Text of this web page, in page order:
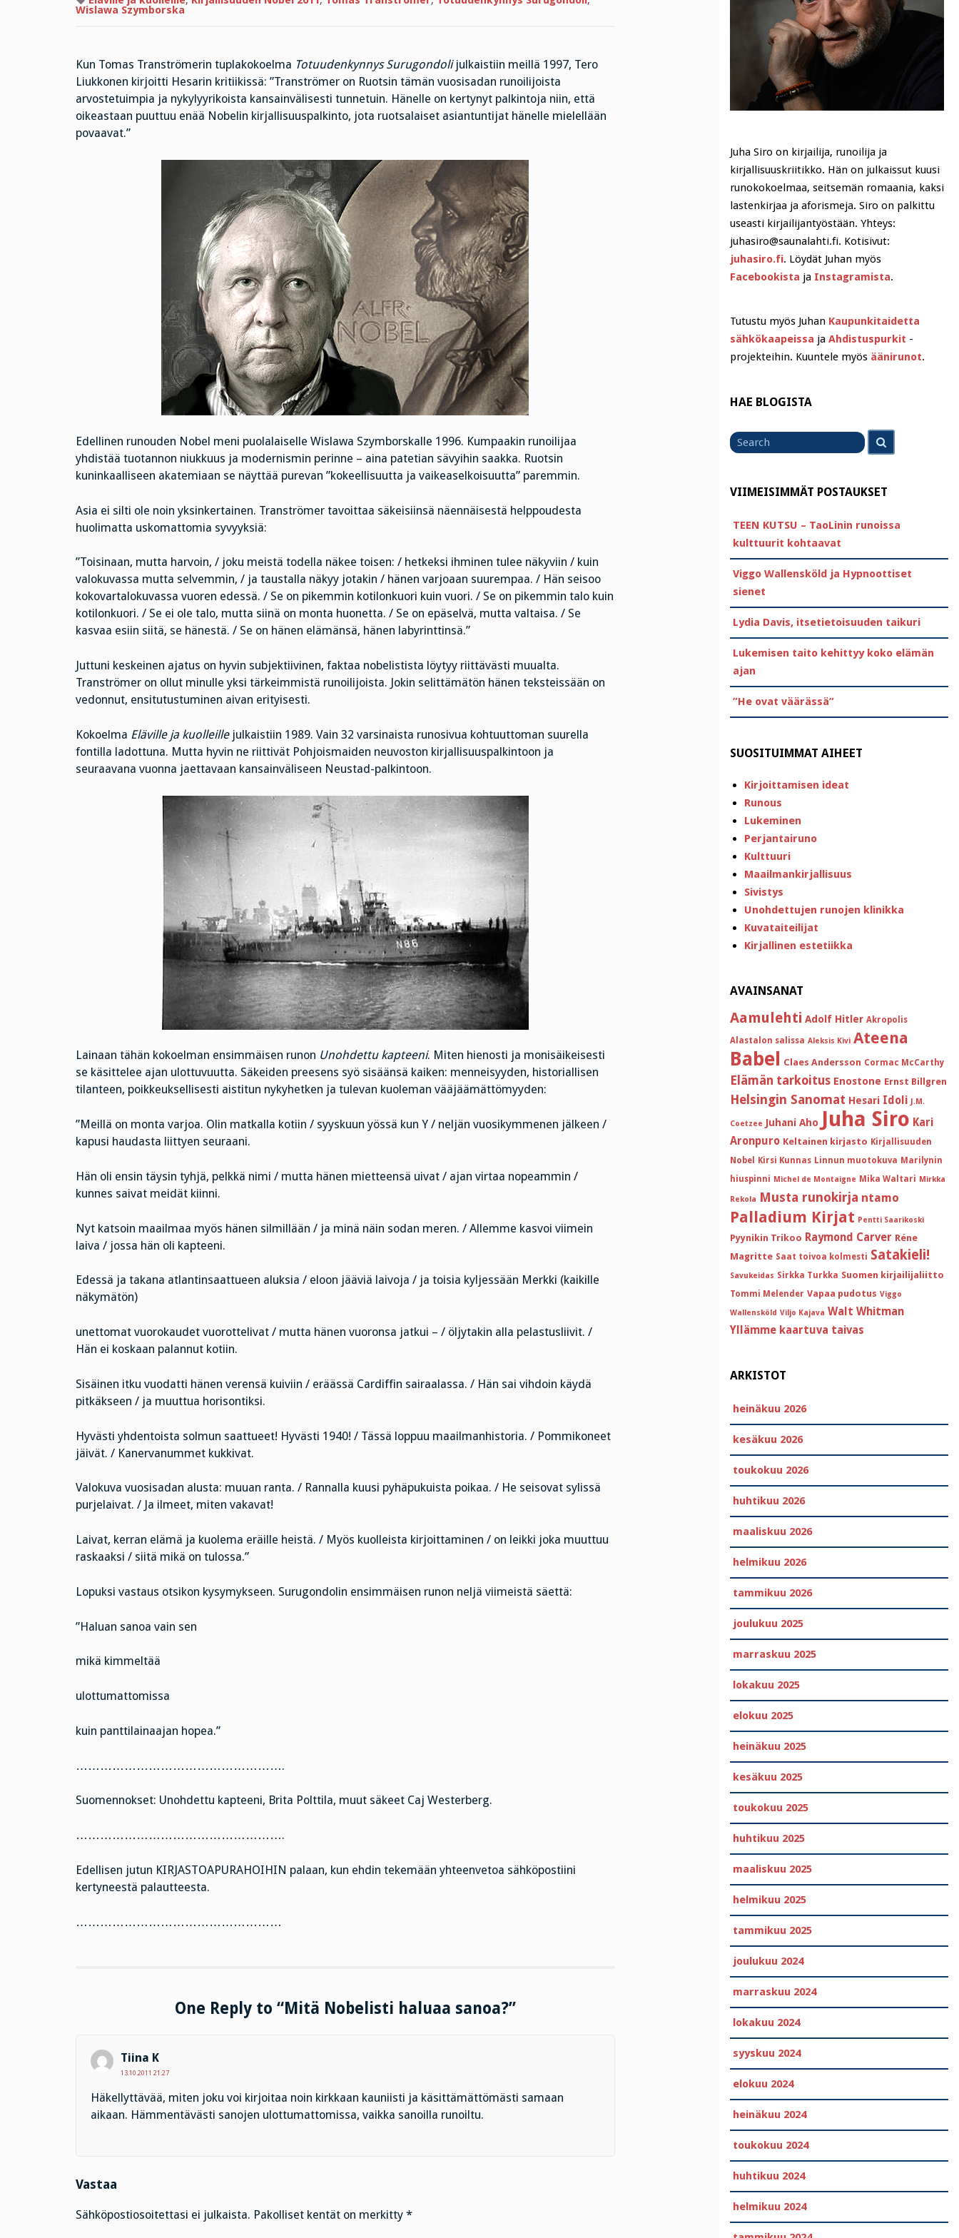
Wislawa Szymborska
Kun Tomas Tranströmerin tuplakokoelma Totuudenkynnys Surugondolijulkaistiin meillä 1997, Tero
Liukkonen kirjoitti Hesarin kritiikissä: ”Tranströmer on Ruotsin tämän vuosisadan runoilijoista
arvostetuimpia ja nykylyyrikoista kansainvälisesti tunnetuin. Hänelle on kertynyt palkintoja niin, että
oikeastaan puuttuu enää Nobelin kirjallisuuspalkinto, jota ruotsalaiset asiantuntijat hänelle mielellään
povaavat.”
Edellinen runouden Nobel meni puolalaiselle Wislawa Szymborskalle 1996. Kumpaakin runoilijaa
yhdistää tuotannon niukkuus ja modernismin perinne – aina patetian sävyihin saakka. Ruotsin
kuninkaalliseen akatemiaan se näyttää purevan ”kokeellisuutta ja vaikeaselkoisuutta” paremmin.
Asia ei silti ole noin yksinkertainen. Tranströmer tavoittaa säkeisiinsä näennäisestä helppoudesta
huolimatta uskomattomia syvyyksiä:
”Toisinaan, mutta harvoin, / joku meistä todella näkee toisen: / hetkeksi ihminen tulee näkyviin / kuin
valokuvassa mutta selvemmin, / ja taustalla näkyy jotakin / hänen varjoaan suurempaa. / Hän seisoo
kokovartalokuvassa vuoren edessä. / Se on pikemmin kotilonkuori kuin vuori. / Se on pikemmin talo kuin
kotilonkuori. / Se ei ole talo, mutta siinä on monta huonetta. / Se on epäselvä, mutta valtaisa. / Se
kasvaa esiin siitä, se hänestä. / Se on hänen elämänsä, hänen labyrinttinsä.”
Juttuni keskeinen ajatus on hyvin subjektiivinen, faktaa nobelistista löytyy riittävästi muualta.
Tranströmer on ollut minulle yksi tärkeimmistä runoilijoista. Jokin selittämätön hänen teksteissään on
vedonnut, ensitutustuminen aivan erityisesti.
Kokoelma Eläville ja kuolleillejulkaistiin 1989. Vain 32 varsinaista runosivua kohtuuttoman suurella
fontilla ladottuna. Mutta hyvin ne riittivät Pohjoismaiden neuvoston kirjallisuuspalkintoon ja
seuraavana vuonna jaettavaan kansainväliseen Neustad-palkintoon.
Lainaan tähän kokoelman ensimmäisen runon Unohdettu kapteeni. Miten hienosti ja monisäikeisesti
se käsittelee ajan ulottuvuutta. Säkeiden preesens syö sisäänsä kaiken: menneisyyden, historiallisen
tilanteen, poikkeuksellisesti aistitun nykyhetken ja tulevan kuoleman vääjäämättömyyden:
”Meillä on monta varjoa. Olin matkalla kotiin / syyskuun yössä kun Y / neljän vuosikymmenen jälkeen /
kapusi haudasta liittyen seuraani.
Hän oli ensin täysin tyhjä, pelkkä nimi / mutta hänen mietteensä uivat / ajan virtaa nopeammin /
kunnes saivat meidät kiinni.
Nyt katsoin maailmaa myös hänen silmillään / ja minä näin sodan meren. / Allemme kasvoi viimein
laiva / jossa hän oli kapteeni.
Edessä ja takana atlantinsaattueen aluksia / eloon jääviä laivoja / ja toisia kyljessään Merkki (kaikille
näkymätön)
unettomat vuorokaudet vuorottelivat / mutta hänen vuoronsa jatkui – / öljytakin alla pelastusliivit. /
Hän ei koskaan palannut kotiin.
Sisäinen itku vuodatti hänen verensä kuiviin / eräässä Cardiffin sairaalassa. / Hän sai vihdoin käydä
pitkäkseen / ja muuttua horisontiksi.
Hyvästi yhdentoista solmun saattueet! Hyvästi 1940! / Tässä loppuu maailmanhistoria. / Pommikoneet
jäivät. / Kanervanummet kukkivat.
Valokuva vuosisadan alusta: muuan ranta. / Rannalla kuusi pyhäpukuista poikaa. / He seisovat sylissä
purjelaivat. / Ja ilmeet, miten vakavat!
Laivat, kerran elämä ja kuolema eräille heistä. / Myös kuolleista kirjoittaminen / on leikki joka muuttuu
raskaaksi / siitä mikä on tulossa.”
Lopuksi vastaus otsikon kysymykseen. Surugondolin ensimmäisen runon neljä viimeistä säettä:
”Haluan sanoa vain sen
mikä kimmeltää
ulottumattomissa
kuin panttilainaajan hopea.”
…………………………………………….
Suomennokset: Unohdettu kapteeni, Brita Polttila, muut säkeet Caj Westerberg.
…………………………………………….
Edellisen jutun KIRJASTOAPURAHOIHIN palaan, kun ehdin tekemään yhteenvetoa sähköpostiini
kertyneestä palautteesta.
……………………………………………
One Reply to “Mitä Nobelisti haluaa sanoa?”
Tiina K
13.10.2011 21:27
Häkellyttävää, miten joku voi kirjoitaa noin kirkkaan kauniisti ja käsittämättömästi samaan
aikaan. Hämmentävästi sanojen ulottumattomissa, vaikka sanoilla runoiltu.
Vastaa
Sähköpostiosoitettasi ei julkaista. Pakolliset kentät on merkitty *
Juha Siro on kirjailija, runoilija ja
kirjallisuuskriitikko. Hän on julkaissut kuusi
runokokoelmaa, seitsemän romaania, kaksi
lastenkirjaa ja aforismeja. Siro on palkittu
useasti kirjailijantyöstään. Yhteys:
juhasiro@saunalahti.fi. Kotisivut:
juhasiro.fi. Löydät Juhan myös
Facebookista ja Instagramista.
Tutustu myös Juhan Kaupunkitaidetta
sähkökaapeissa ja Ahdistuspurkit -
projekteihin. Kuuntele myös äänirunot.
HAE BLOGISTA
for
VIIMEISIMMÄT POSTAUKSET
TEEN KUTSU – TaoLinin runoissa
kulttuurit kohtaavat
Viggo Wallensköld ja Hypnoottiset
sienet
Lydia Davis, itsetietoisuuden taikuri
Lukemisen taito kehittyy koko elämän
ajan
”He ovat väärässä”
SUOSITUIMMAT AIHEET
Kirjoittamisen ideat
Runous
Lukeminen
Perjantairuno
Kulttuuri
Maailmankirjallisuus
Sivistys
Unohdettujen runojen klinikka
Kuvataiteilijat
Kirjallinen estetiikka
AVAINSANAT
Aamulehti Adolf Hitler Akropolis
Alastalon salissa Aleksis Kivi Ateena
Babel Claes Andersson Cormac McCarthy
Elämän tarkoitus Enostone Ernst Billgren
Helsingin Sanomat Hesari Idoli J.M.
Coetzee Juhani Aho Juha Siro Kari
Aronpuro Keltainen kirjasto Kirjallisuuden
Nobel
Kirsi Kunnas Linnun muotokuva Marilynin
hiuspinni Michel de Montaigne Mika Waltari Mirkka
Rekola Musta runokirja ntamo
Palladium Kirjat Pentti Saarikoski
Pyynikin Trikoo Raymond Carver Réne
Magritte Saat toivoa kolmesti Satakieli!
Savukeidas Sirkka Turkka Suomen kirjailijaliitto
Tommi Melender Vapaa pudotus Viggo
Wallensköld Viljo Kajava Walt Whitman
Yllämme kaartuva taivas
ARKISTOT
heinäkuu 2026
kesäkuu 2026
toukokuu 2026
huhtikuu 2026
maaliskuu 2026
helmikuu 2026
tammikuu 2026
joulukuu 2025
marraskuu 2025
lokakuu 2025
elokuu 2025
heinäkuu 2025
kesäkuu 2025
toukokuu 2025
huhtikuu 2025
maaliskuu 2025
helmikuu 2025
tammikuu 2025
joulukuu 2024
marraskuu 2024
lokakuu 2024
syyskuu 2024
elokuu 2024
heinäkuu 2024
toukokuu 2024
huhtikuu 2024
helmikuu 2024